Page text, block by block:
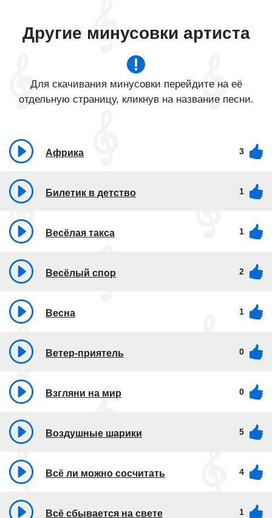
Другие минусовки артиста
Для скачивания минусовки перейдите на её
отдельную страницу, кликнув на название песни.
Африка 3
Билетик в детство 1
Весёлая такса 1
Весёлый спор 2
Весна 1
Ветер-приятель 0
Взгляни на мир 0
Воздушные шарики 5
Всё ли можно сосчитать 4
Всё сбывается на свете 1